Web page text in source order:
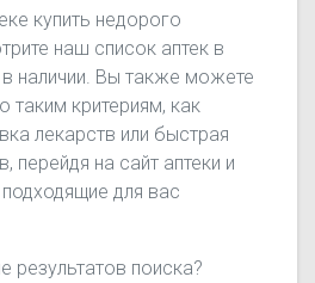
купить недорого
наш список аптек в
наличии. Вы также можете
таким критериям, как
лекарств или быстрая
перейдя на сайт аптеки и
для вас
поиска?